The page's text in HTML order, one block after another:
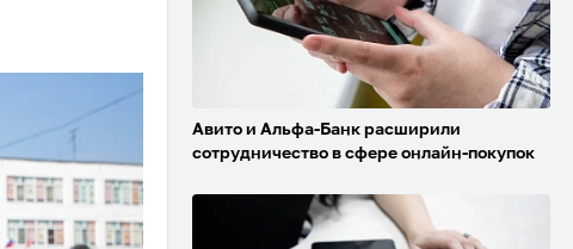
Авито и Альфа-Банк расширили
сотрудничество в сфере онлайн-покупок